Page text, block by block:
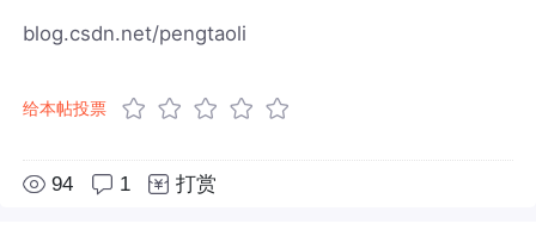
blog.csdn.net/pengtaoli
给本帖投票
94 1 打赏